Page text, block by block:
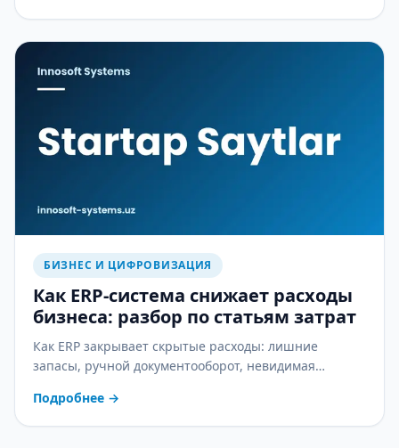
БИЗНЕС И ЦИФРОВИЗАЦИЯ
Как ERP-система снижает расходы
бизнеса: разбор по статьям затрат
Как ERP закрывает скрытые расходы: лишние
запасы, ручной документооборот, невидимая
разбор.
Подробнее →